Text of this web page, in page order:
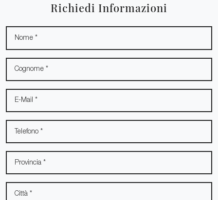
Richiedi Informazioni